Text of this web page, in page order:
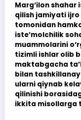
Marg‘ilon shahar
qilish jamiyati
tomonidan
iste’molchilik
muammolarini
tizimli ishlar olib
maktabgacha
bilan
ularni qiynab
qilinishi
ikkita misollarga